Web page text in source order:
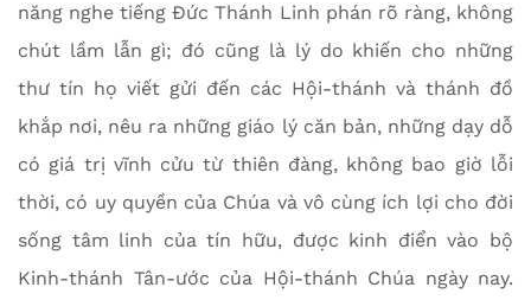
năng nghe tiếng Đức Thánh Linh phán rõ ràng, không
chút lầm lẫn gì; đó cũng là lý do khiến cho những
thư tín họ viết gửi đến các Hội-thánh và thánh đồ
khắp nơi, nêu ra những giáo lý căn bản, những dạy dỗ
có giá trị vĩnh cửu từ thiên đàng, không bao giờ lỗi
thời, có uy quyền của Chúa và vô cùng ích lợi cho đời
sống tâm linh của tín hữu, được kinh điển vào bộ
Kinh-thánh Tân-ước của Hội-thánh Chúa ngày nay.